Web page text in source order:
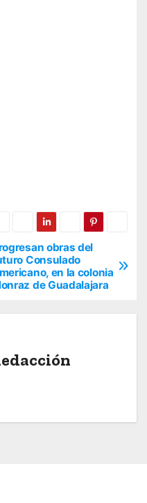
obras del
Consulado
en la colonia
de Guadalajara